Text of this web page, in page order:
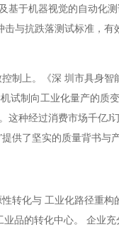
于机器视觉的自动化
与抗跌落测试标准，
制上。《深 圳市具身智
试制向工业化量产的质
种经过消费市场千亿
供了坚实的质量背书与
转化与 工业化路径重
品的转化中心。 企业